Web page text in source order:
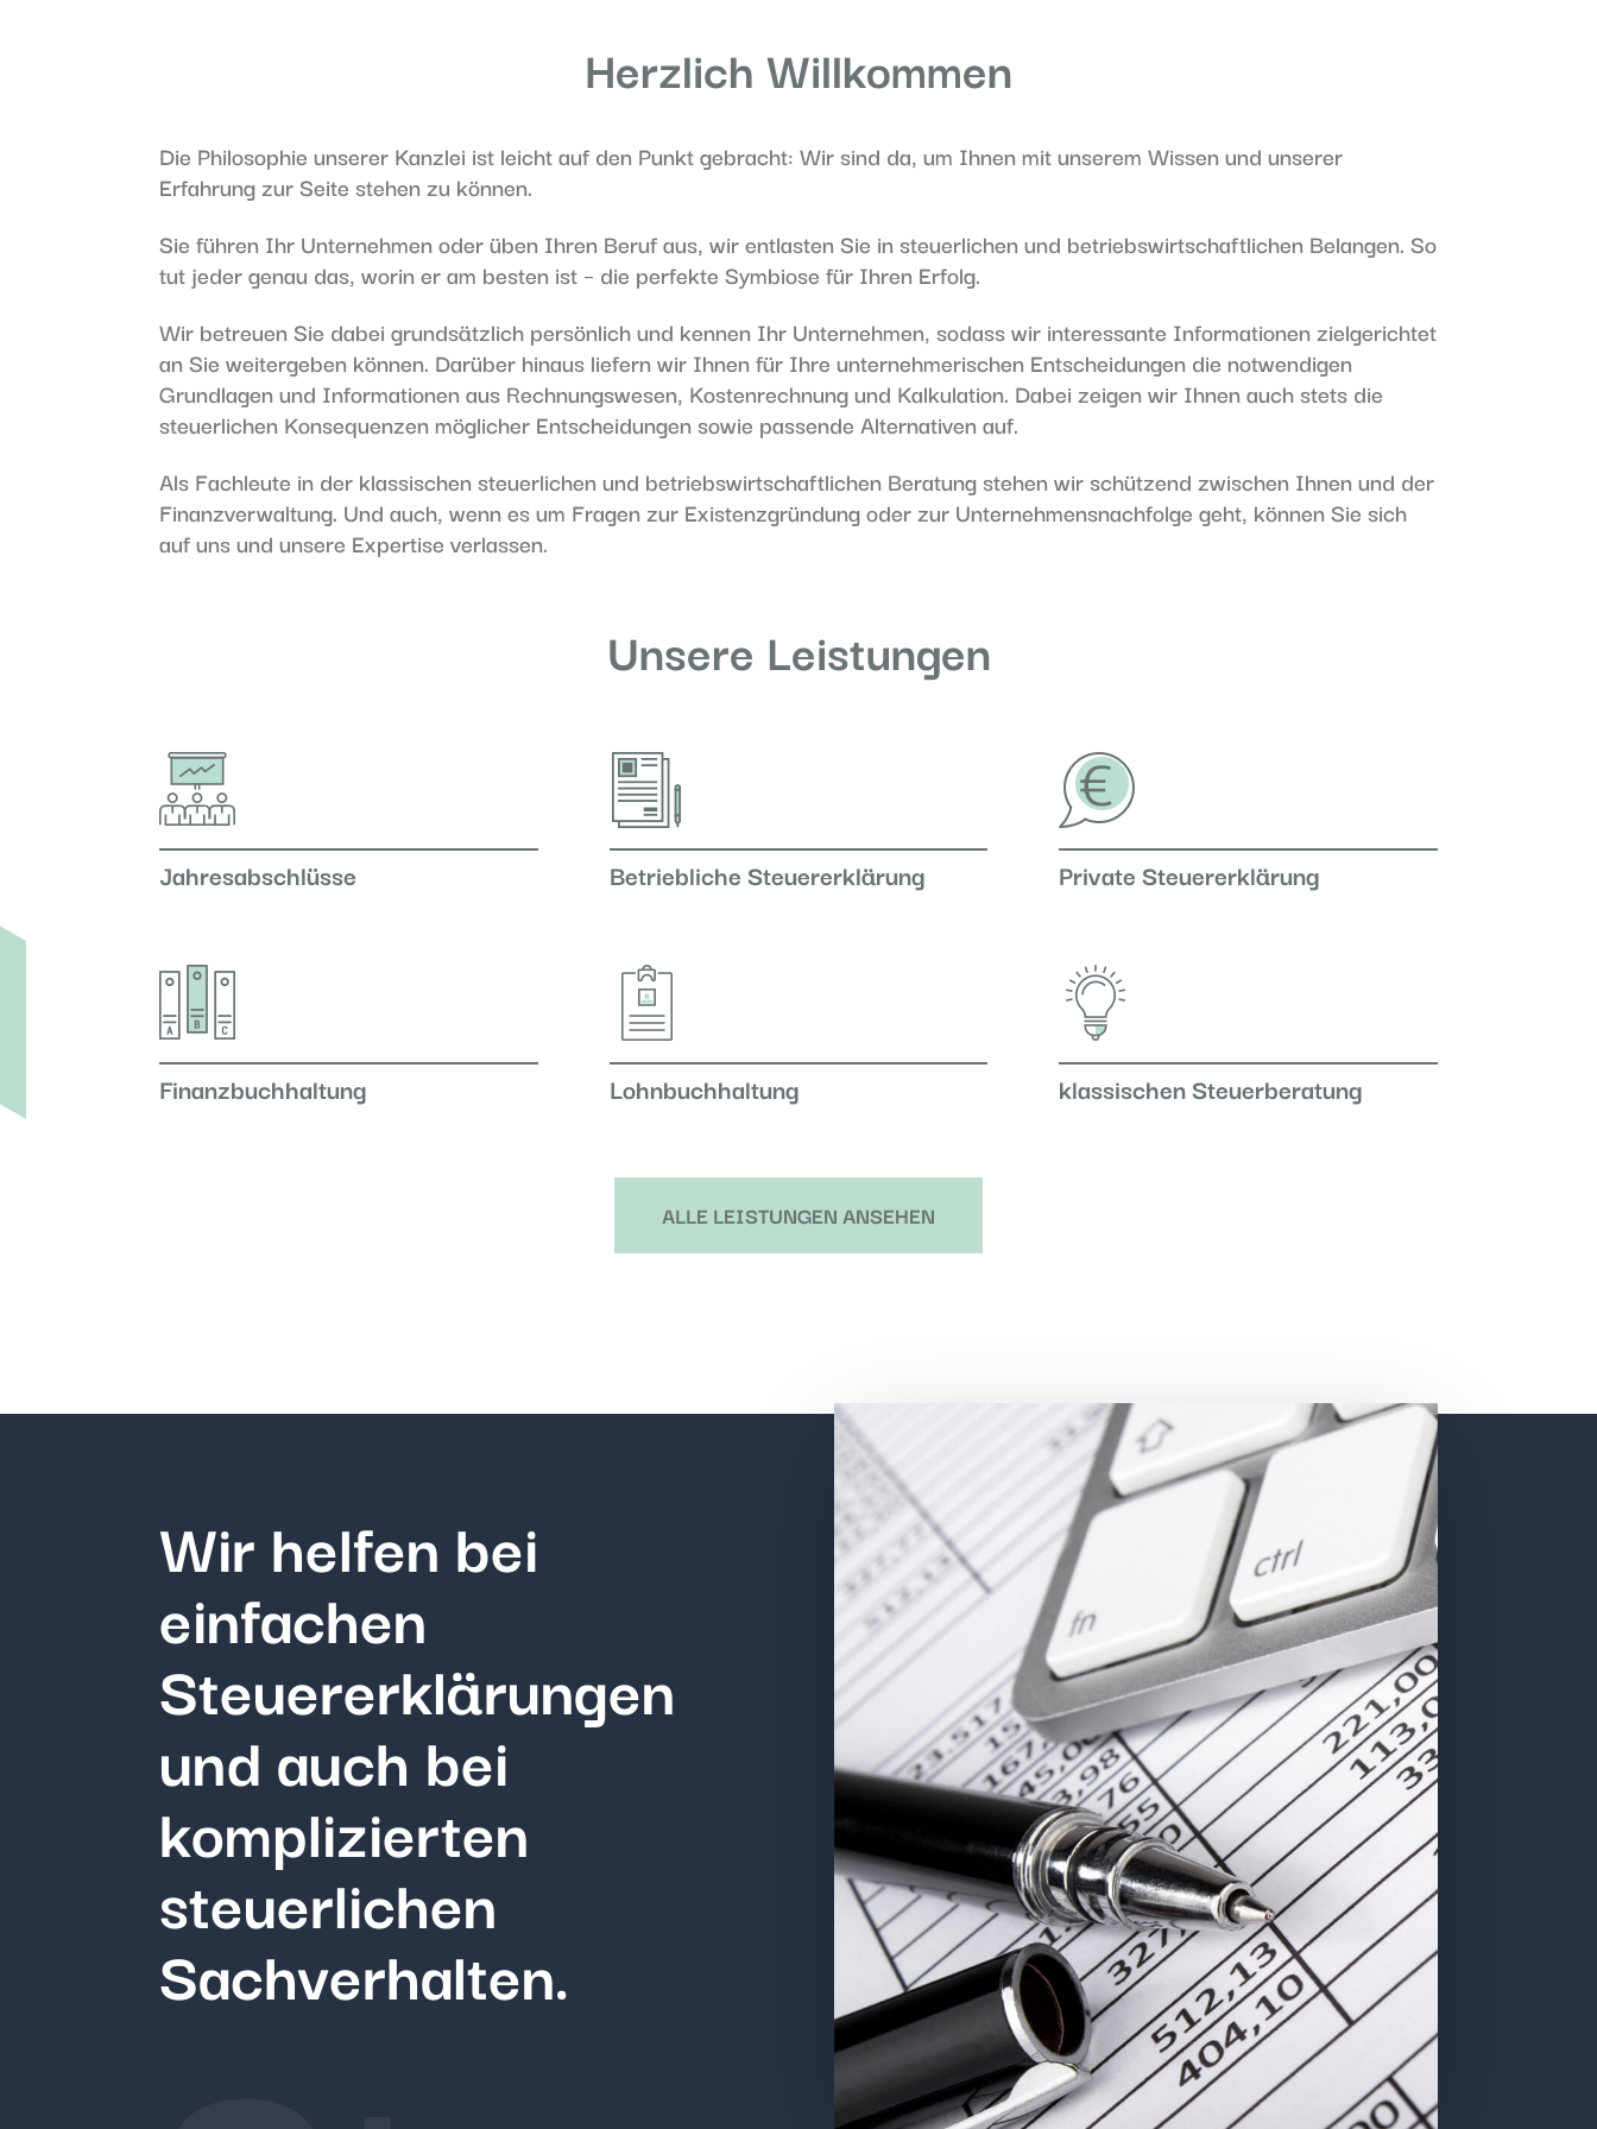
Herzlich Willkommen
Die Philosophie unserer Kanzlei ist leicht auf den Punkt gebracht: Wir sind da, um Ihnen mit unserem Wissen und unserer
Erfahrung zur Seite stehen zu können.
Sie führen Ihr Unternehmen oder üben Ihren Beruf aus, wir entlasten Sie in steuerlichen und betriebswirtschaftlichen Belangen. So
tut jeder genau das, worin er am besten ist – die perfekte Symbiose für Ihren Erfolg.
Wir betreuen Sie dabei grundsätzlich persönlich und kennen Ihr Unternehmen, sodass wir interessante Informationen zielgerichtet
an Sie weitergeben können. Darüber hinaus liefern wir Ihnen für Ihre unternehmerischen Entscheidungen die notwendigen
Grundlagen und Informationen aus Rechnungswesen, Kostenrechnung und Kalkulation. Dabei zeigen wir Ihnen auch stets die
steuerlichen Konsequenzen möglicher Entscheidungen sowie passende Alternativen auf.
Als Fachleute in der klassischen steuerlichen und betriebswirtschaftlichen Beratung stehen wir schützend zwischen Ihnen und der
Finanzverwaltung. Und auch, wenn es um Fragen zur Existenzgründung oder zur Unternehmensnachfolge geht, können Sie sich
auf uns und unsere Expertise verlassen.
Unsere Leistungen
Jahresabschlüsse Betriebliche Steuererklärung Private Steuererklärung
Finanzbuchhaltung Lohnbuchhaltung klassischen Steuerberatung
ALLE LEISTUNGEN ANSEHEN
Wir helfen bei
einfachen
Steuererklärungen
und auch bei
komplizierten
steuerlichen
Sachverhalten.